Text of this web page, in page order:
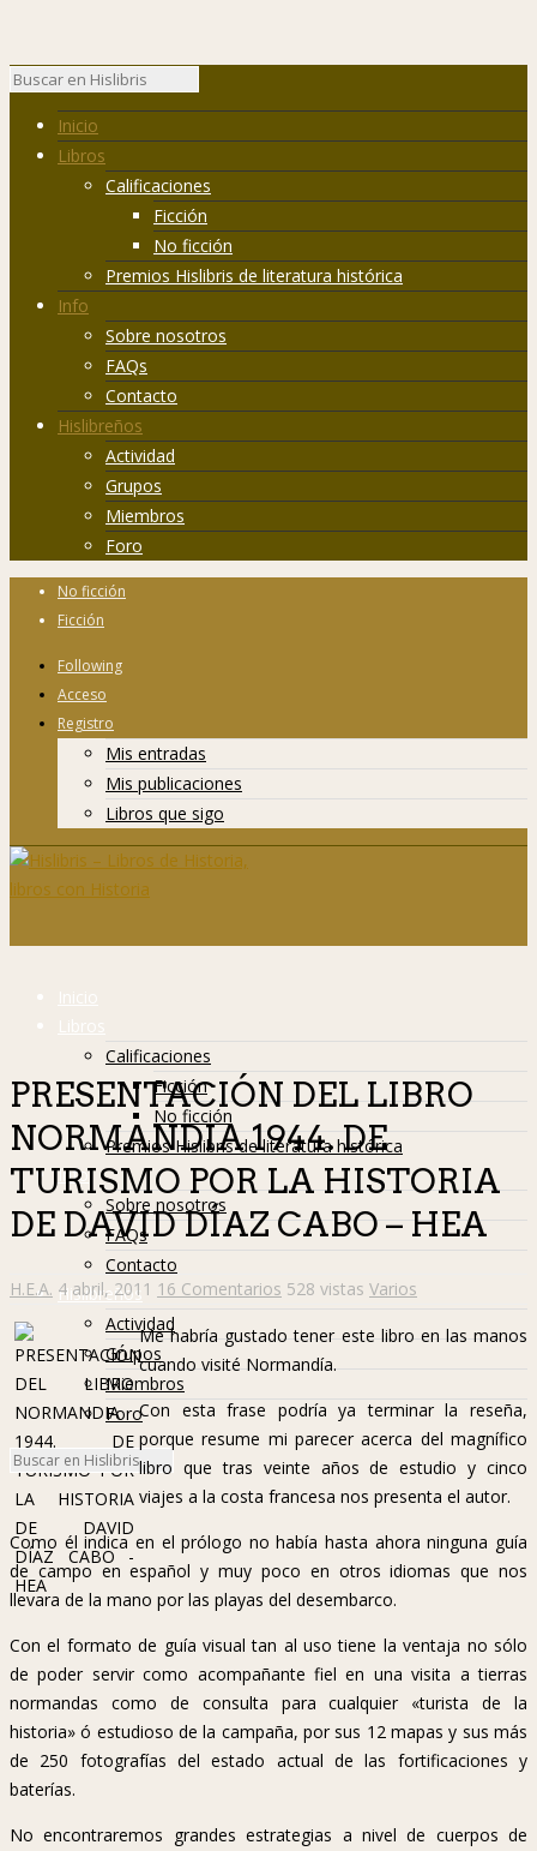
Inicio
Libros
Calificaciones
Ficción
No ficción
Premios Hislibris de literatura histórica
Info
Sobre nosotros
FAQs
Contacto
Hislibreños
Actividad
Grupos
Miembros
Foro
No ficción
Ficción
Following
Acceso
Registro
Mis entradas
Mis publicaciones
Libros que sigo
Inicio
Libros
Calificaciones
Ficción
No ficción
Premios Hislibris de literatura histórica
Info
Sobre nosotros
FAQs
Contacto
Hislibreños
Actividad
Grupos
Miembros
Foro
PRESENTACIÓN DEL LIBRO
NORMANDIA 1944. DE
TURISMO POR LA HISTORIA
DE DAVID DÍAZ CABO – HEA
H.E.A. 4 abril, 2011 16 Comentarios 528 vistas Varios
Me habría gustado tener este libro en las manos
cuando visité Normandía.
Con esta frase podría ya terminar la reseña,
porque resume mi parecer acerca del magnífico
libro que tras veinte años de estudio y cinco
viajes a la costa francesa nos presenta el autor.
Como él indica en el prólogo no había hasta ahora ninguna guía
de campo en español y muy poco en otros idiomas que nos
llevara de la mano por las playas del desembarco.
Con el formato de guía visual tan al uso tiene la ventaja no sólo
de poder servir como acompañante fiel en una visita a tierras
normandas como de consulta para cualquier «turista de la
historia» ó estudioso de la campaña, por sus 12 mapas y sus más
de 250 fotografías del estado actual de las fortificaciones y
baterías.
No encontraremos grandes estrategias a nivel de cuerpos de